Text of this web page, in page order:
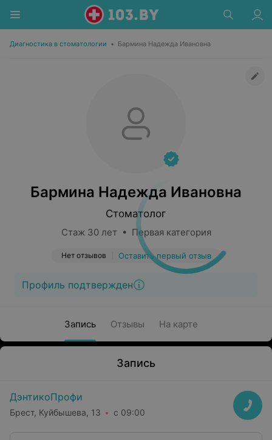
Диагностика в стоматологии • Бармина Надежда Ивановна
Бармина Надежда Ивановна
Стоматолог
Стаж 30 лет • Первая категория
Нет отзывов Оставить первый отзыв
Профиль подтвержден
Запись Отзывы На карте
Запись
ДэнтикоПрофи
Брест, Куйбышева, 13 с 09:00